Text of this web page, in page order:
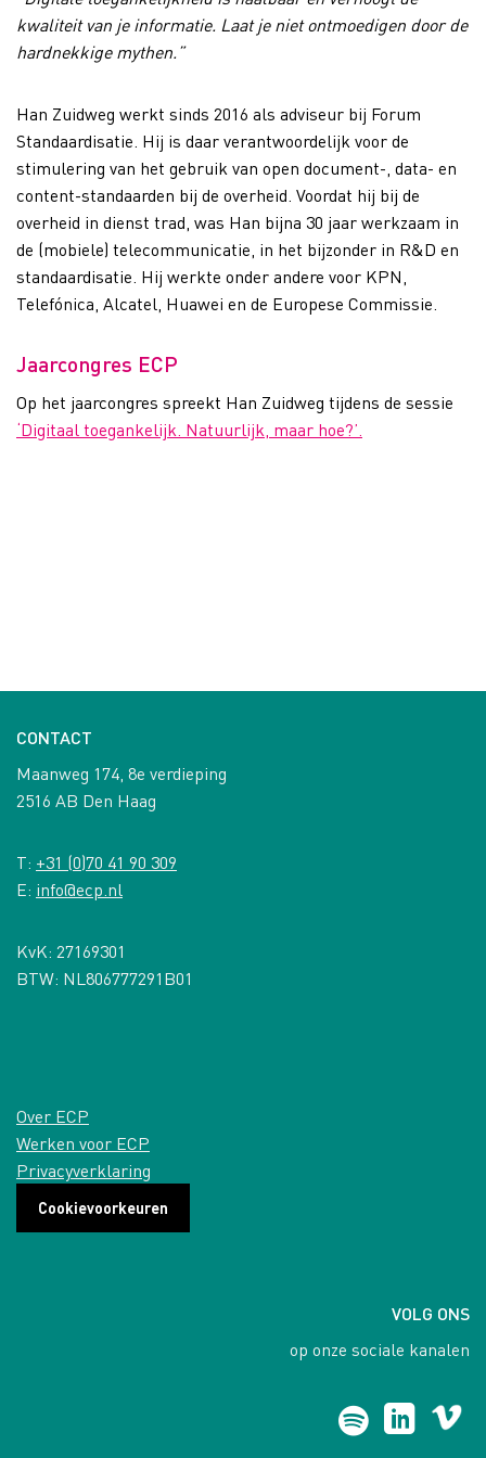
kwaliteit van je informatie. Laat je niet ontmoedigen door de
hardnekkige mythen.”
Han Zuidweg werkt sinds 2016 als adviseur bij Forum
Standaardisatie. Hij is daar verantwoordelijk voor de
stimulering van het gebruik van open document-, data- en
content-standaarden bij de overheid. Voordat hij bij de
overheid in dienst trad, was Han bijna 30 jaar werkzaam in
de (mobiele) telecommunicatie, in het bijzonder in R&D en
standaardisatie. Hij werkte onder andere voor KPN,
Telefónica, Alcatel, Huawei en de Europese Commissie.
Jaarcongres ECP
Op het jaarcongres spreekt Han Zuidweg tijdens de sessie
‘Digitaal toegankelijk. Natuurlijk, maar hoe?’.
CONTACT
Maanweg 174, 8e verdieping
2516 AB Den Haag
T: +31 (0)70 41 90 309
E: info@ecp.nl
KvK: 27169301
BTW: NL806777291B01
Over ECP
Werken voor ECP
Privacyverklaring
Cookievoorkeuren
VOLG ONS
op onze sociale kanalen